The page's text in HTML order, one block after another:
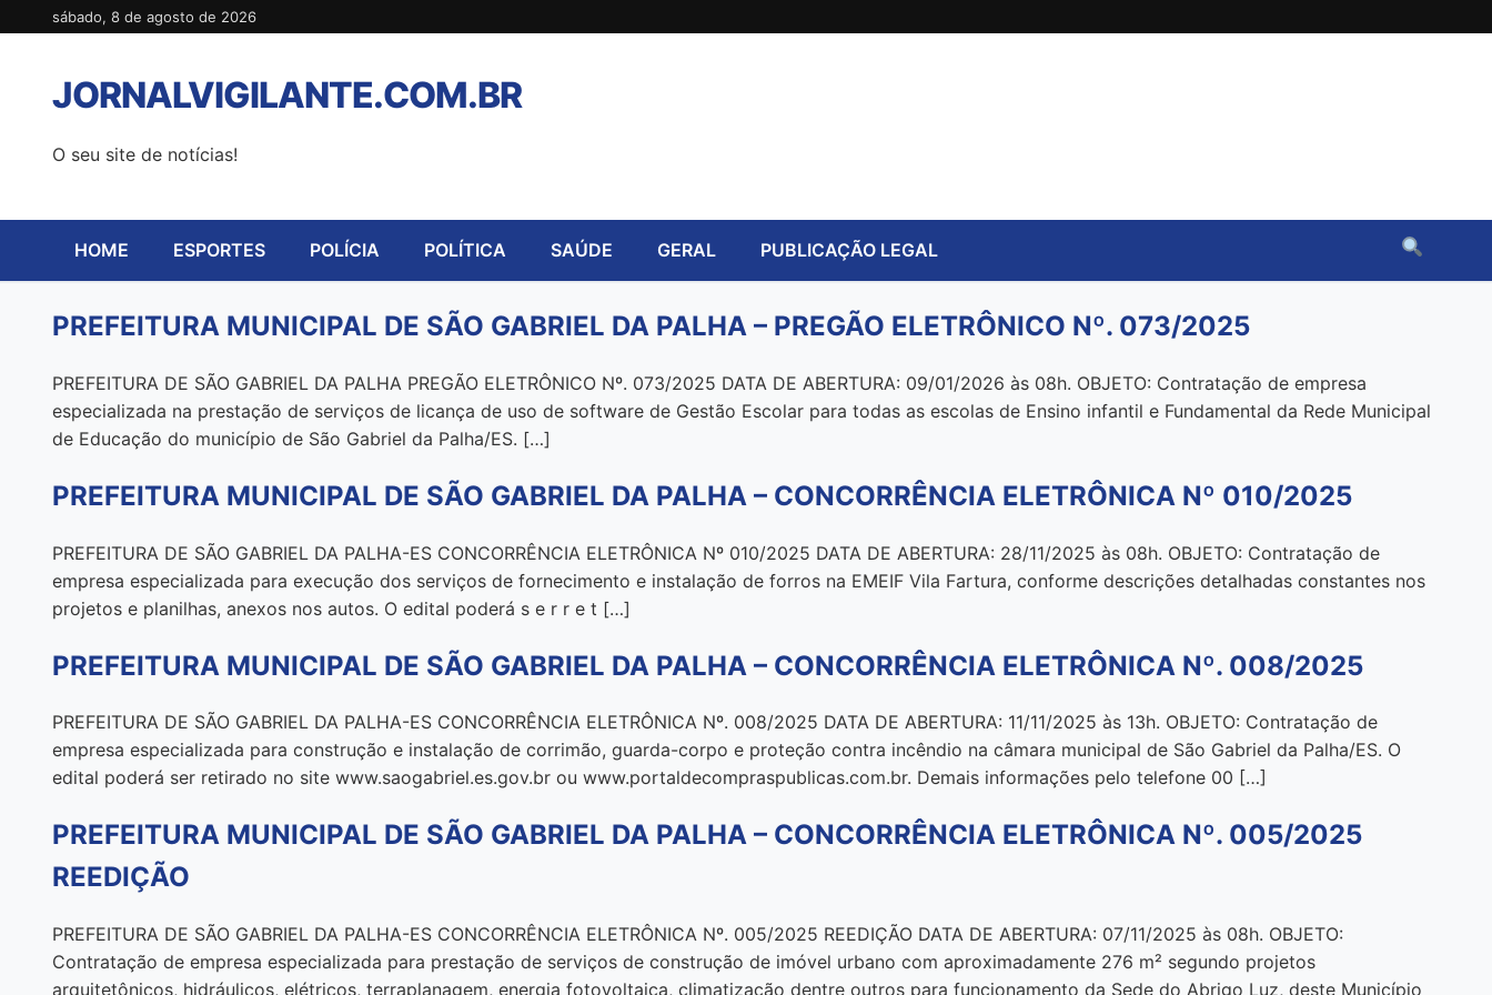
para
conteúdo
sábado, 8 de agosto de 2026
JORNALVIGILANTE.COM.BR
O seu site de notícias!
HOME ESPORTES POLÍCIA POLÍTICA SAÚDE GERAL PUBLICAÇÃO LEGAL
PREFEITURA MUNICIPAL DE SÃO GABRIEL DA PALHA – PREGÃO ELETRÔNICO Nº. 073/2025
PREFEITURA DE SÃO GABRIEL DA PALHA PREGÃO ELETRÔNICO Nº. 073/2025 DATA DE ABERTURA: 09/01/2026 às 08h. OBJETO: Contratação de empresa
especializada na prestação de serviços de licança de uso de software de Gestão Escolar para todas as escolas de Ensino infantil e Fundamental da Rede Municipal
de Educação do município de São Gabriel da Palha/ES. […]
PREFEITURA MUNICIPAL DE SÃO GABRIEL DA PALHA – CONCORRÊNCIA ELETRÔNICA Nº 010/2025
PREFEITURA DE SÃO GABRIEL DA PALHA-ES CONCORRÊNCIA ELETRÔNICA Nº 010/2025 DATA DE ABERTURA: 28/11/2025 às 08h. OBJETO: Contratação de
empresa especializada para execução dos serviços de fornecimento e instalação de forros na EMEIF Vila Fartura, conforme descrições detalhadas constantes nos
projetos e planilhas, anexos nos autos. O edital poderá s e r r e t […]
PREFEITURA MUNICIPAL DE SÃO GABRIEL DA PALHA – CONCORRÊNCIA ELETRÔNICA Nº. 008/2025
PREFEITURA DE SÃO GABRIEL DA PALHA-ES CONCORRÊNCIA ELETRÔNICA Nº. 008/2025 DATA DE ABERTURA: 11/11/2025 às 13h. OBJETO: Contratação de
empresa especializada para construção e instalação de corrimão, guarda-corpo e proteção contra incêndio na câmara municipal de São Gabriel da Palha/ES. O
edital poderá ser retirado no site www.saogabriel.es.gov.br ou www.portaldecompraspublicas.com.br. Demais informações pelo telefone 00 […]
PREFEITURA MUNICIPAL DE SÃO GABRIEL DA PALHA – CONCORRÊNCIA ELETRÔNICA Nº. 005/2025
REEDIÇÃO
PREFEITURA DE SÃO GABRIEL DA PALHA-ES CONCORRÊNCIA ELETRÔNICA Nº. 005/2025 REEDIÇÃO DATA DE ABERTURA: 07/11/2025 às 08h. OBJETO:
Contratação de empresa especializada para prestação de serviços de construção de imóvel urbano com aproximadamente 276 m² segundo projetos
arquitetônicos, hidráulicos, elétricos, terraplanagem, energia fotovoltaica, climatização dentre outros para funcionamento da Sede do Abrigo Luz, deste Município